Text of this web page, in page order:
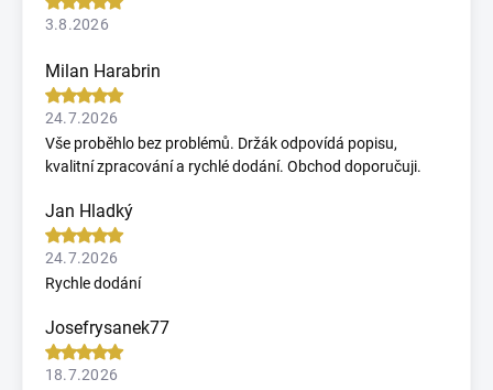
3.8.2026
Milan Harabrin
24.7.2026
Vše proběhlo bez problémů. Držák odpovídá popisu,
kvalitní zpracování a rychlé dodání. Obchod doporučuji.
Jan Hladký
24.7.2026
Rychle dodání
Josefrysanek77
18.7.2026